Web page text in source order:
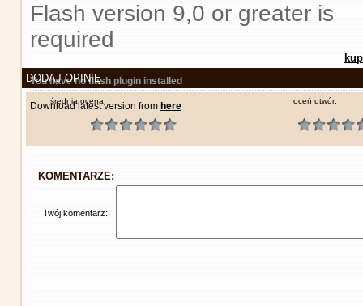
Flash version 9,0 or greater is
required
You have no flash plugin installed
Download latest version from here
DODAJ OPINIĘ
średnia ocena: oceń utwór:
KOMENTARZE:
Twój komentarz: